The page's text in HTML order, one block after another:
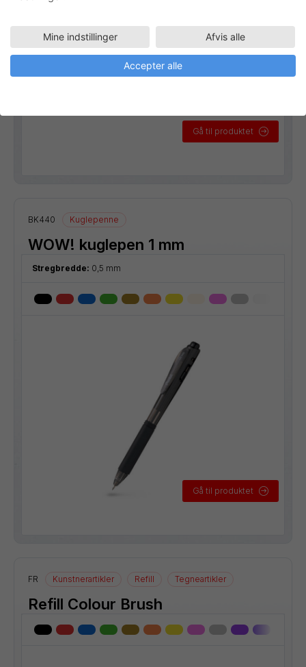
Gå til produktet
BK440 Kuglepenne
WOW! kuglepen 1 mm
Stregbredde: 0,5 mm
Gå til produktet
FR Kunstnerartikler Refill Tegneartikler
Refill Colour Brush
Mine indstillinger Afvis alle
Accepter alle